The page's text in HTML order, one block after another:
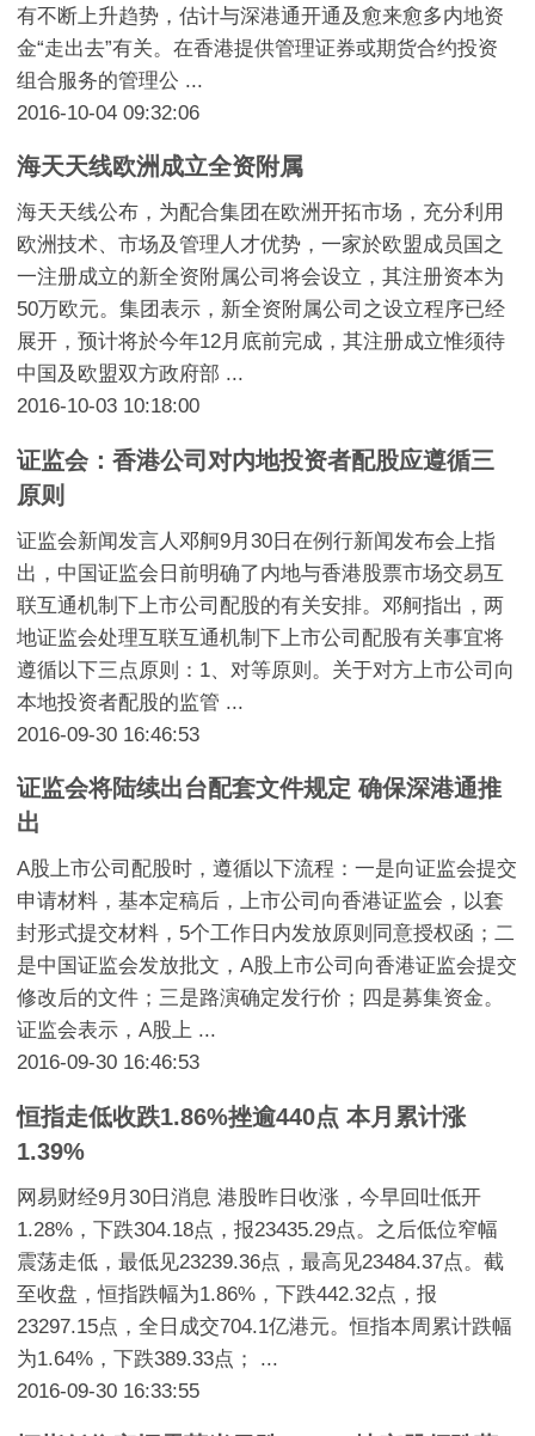
有不断上升趋势，估计与深港通开通及愈来愈多内地资
金“走出去”有关。在香港提供管理证券或期货合约投资
组合服务的管理公 ...
2016-10-04 09:32:06
海天天线欧洲成立全资附属
海天天线公布，为配合集团在欧洲开拓市场，充分利用
欧洲技术、市场及管理人才优势，一家於欧盟成员国之
一注册成立的新全资附属公司将会设立，其注册资本为
50万欧元。集团表示，新全资附属公司之设立程序已经
展开，预计将於今年12月底前完成，其注册成立惟须待
中国及欧盟双方政府部 ...
2016-10-03 10:18:00
证监会：香港公司对内地投资者配股应遵循三
原则
证监会新闻发言人邓舸9月30日在例行新闻发布会上指
出，中国证监会日前明确了内地与香港股票市场交易互
联互通机制下上市公司配股的有关安排。邓舸指出，两
地证监会处理互联互通机制下上市公司配股有关事宜将
遵循以下三点原则：1、对等原则。关于对方上市公司向
本地投资者配股的监管 ...
2016-09-30 16:46:53
证监会将陆续出台配套文件规定 确保深港通推
出
A股上市公司配股时，遵循以下流程：一是向证监会提交
申请材料，基本定稿后，上市公司向香港证监会，以套
封形式提交材料，5个工作日内发放原则同意授权函；二
是中国证监会发放批文，A股上市公司向香港证监会提交
修改后的文件；三是路演确定发行价；四是募集资金。
证监会表示，A股上 ...
2016-09-30 16:46:53
恒指走低收跌1.86%挫逾440点 本月累计涨
1.39%
网易财经9月30日消息 港股昨日收涨，今早回吐低开
1.28%，下跌304.18点，报23435.29点。之后低位窄幅
震荡走低，最低见23239.36点，最高见23484.37点。截
至收盘，恒指跌幅为1.86%，下跌442.32点，报
23297.15点，全日成交704.1亿港元。恒指本周累计跌幅
为1.64%，下跌389.33点； ...
2016-09-30 16:33:55